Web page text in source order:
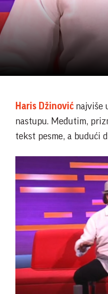
Haris Džinović najviše
nastupu. Međutim,
tekst pesme, a budući